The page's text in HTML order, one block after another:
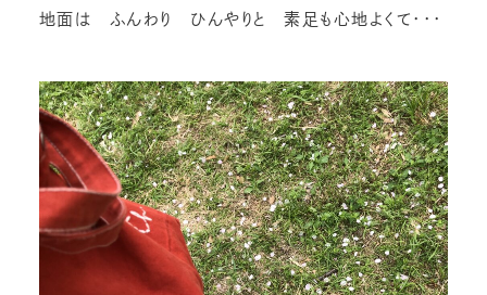
地面は ふんわり ひんやりと 素足も心地よくて・・・